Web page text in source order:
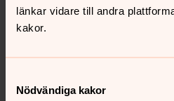
länkar vidare till andra
kakor.
Nödvändiga kakor
Lycksele kyrka